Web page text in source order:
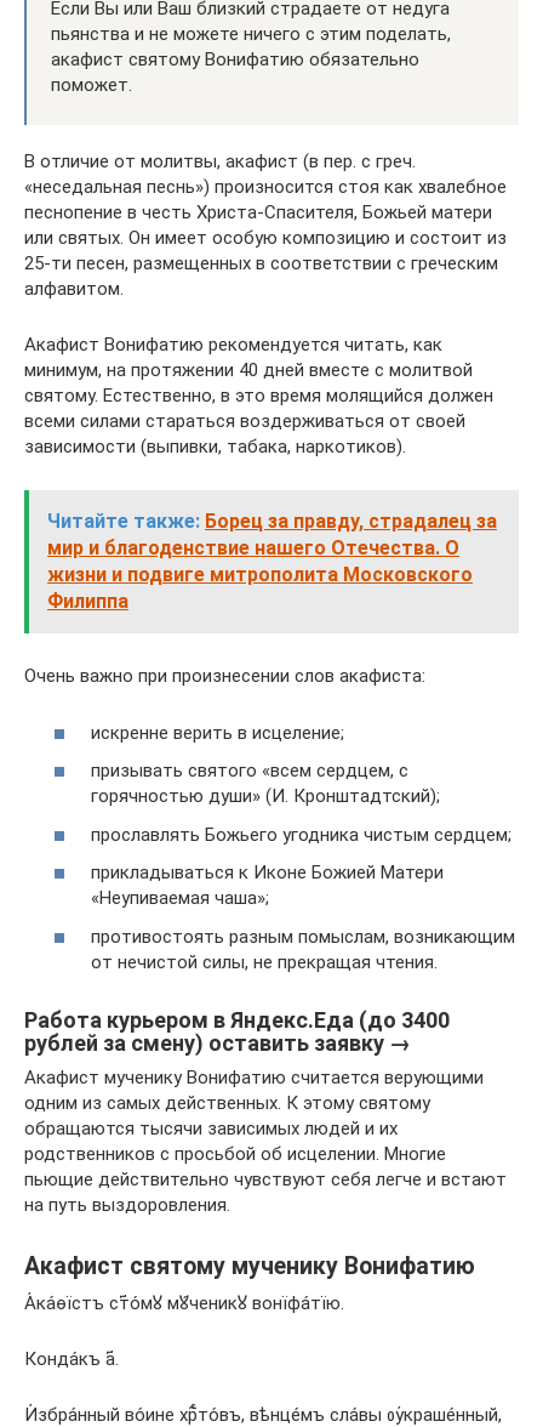
Если Вы или Ваш близкий страдаете от недуга
пьянства и не можете ничего с этим поделать,
акафист святому Вонифатию обязательно
поможет.
В отличие от молитвы, акафист (в пер. с греч.
«неседальная песнь») произносится стоя как хвалебное
песнопение в честь Христа-Спасителя, Божьей матери
или святых. Он имеет особую композицию и состоит из
25-ти песен, размещенных в соответствии с греческим
алфавитом.
Акафист Вонифатию рекомендуется читать, как
минимум, на протяжении 40 дней вместе с молитвой
святому. Естественно, в это время молящийся должен
всеми силами стараться воздерживаться от своей
зависимости (выпивки, табака, наркотиков).
Читайте также: Борец за правду, страдалец за
мир и благоденствие нашего Отечества. О
жизни и подвиге митрополита Московского
Филиппа
Очень важно при произнесении слов акафиста:
искренне верить в исцеление;
призывать святого «всем сердцем, с
горячностью души» (И. Кронштадтский);
прославлять Божьего угодника чистым сердцем;
прикладываться к Иконе Божией Матери
«Неупиваемая чаша»;
противостоять разным помыслам, возникающим
от нечистой силы, не прекращая чтения.
Работа курьером в Яндекс.Еда (до 3400
рублей за смену) оставить заявку →
Акафист мученику Вонифатию считается верующими
одним из самых действенных. К этому святому
обращаются тысячи зависимых людей и их
родственников с просьбой об исцелении. Многие
пьющие действительно чувствуют себя легче и встают
на путь выздоровления.
Акафист святому мученику Вонифатию
А҆ка́ѳїстъ ст҃о́мꙋ мꙋ́ченикꙋ вонїфа́тїю.
Конда́къ а҃.
И҆збра́нный во́ине хрⷭ҇то́въ, вѣнце́мъ сла́вы ᲂу҆краше́нный,